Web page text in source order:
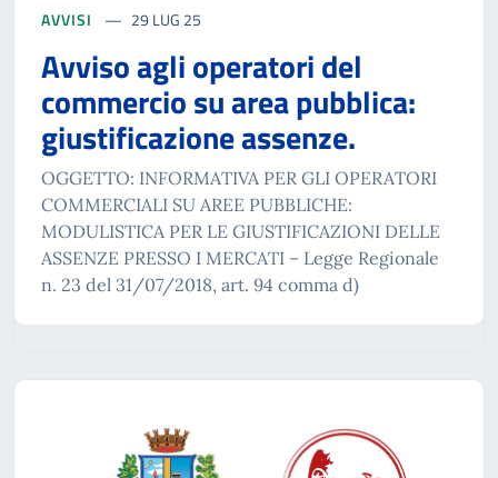
AVVISI 29 LUG 25
Avviso agli operatori del
commercio su area pubblica:
giustificazione assenze.
OGGETTO: INFORMATIVA PER GLI OPERATORI
COMMERCIALI SU AREE PUBBLICHE:
MODULISTICA PER LE GIUSTIFICAZIONI DELLE
ASSENZE PRESSO I MERCATI – Legge Regionale
n. 23 del 31/07/2018, art. 94 comma d)